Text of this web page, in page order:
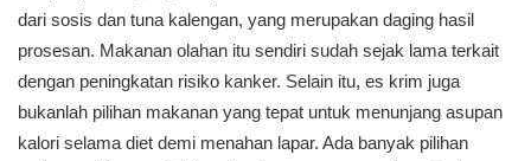
dari sosis dan tuna kalengan, yang merupakan daging hasil
prosesan. Makanan olahan itu sendiri sudah sejak lama terkait
dengan peningkatan risiko kanker. Selain itu, es krim juga
bukanlah pilihan makanan yang tepat untuk menunjang asupan
kalori selama diet demi menahan lapar. Ada banyak pilihan